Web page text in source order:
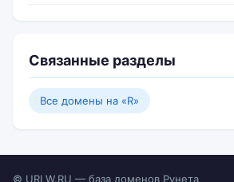
Связанные разделы
Все домены на «R»
© URLW.RU — база доменов Рунета